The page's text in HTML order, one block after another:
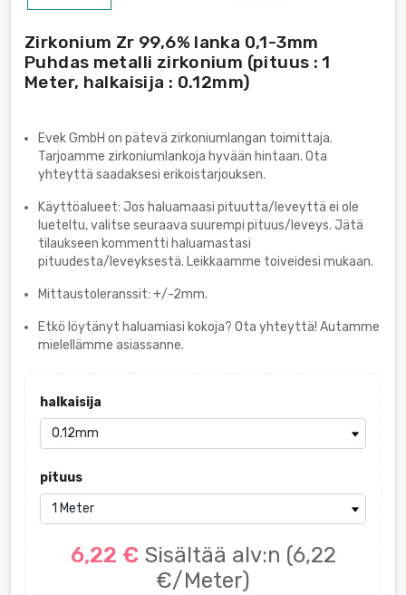
Zirkonium Zr 99,6% lanka 0,1-3mm
Puhdas metalli zirkonium (pituus : 1
Meter, halkaisija : 0.12mm)
Evek GmbH on pätevä zirkoniumlangan toimittaja.
Tarjoamme zirkoniumlankoja hyvään hintaan. Ota
yhteyttä saadaksesi erikoistarjouksen.
Käyttöalueet: Jos haluamaasi pituutta/leveyttä ei ole
lueteltu, valitse seuraava suurempi pituus/leveys. Jätä
tilaukseen kommentti haluamastasi
pituudesta/leveyksestä. Leikkaamme toiveidesi mukaan.
Mittaustoleranssit: +/-2mm.
Etkö löytänyt haluamiasi kokoja? Ota yhteyttä! Autamme
mielellämme asiassanne.
halkaisija
pituus
6,22 € Sisältää alv:n (6,22
€/Meter)